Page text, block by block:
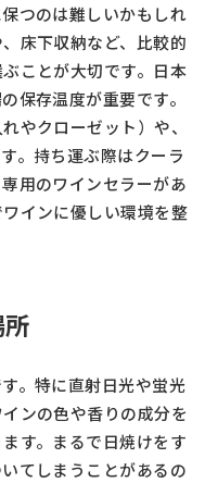
つのは難しいかもしれ
床下収納など、比較的
ことが大切です。日本
保存温度が重要です。
やクローゼット）や、
。持ち運ぶ際はクーラ
用のワインセラーがあ
インに優しい環境を整
。特に直射日光や蛍光
ンの色や香りの成分を
す。まるで日焼けをす
てしまうことがあるの